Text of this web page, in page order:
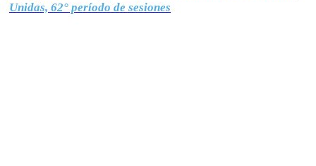
Unidas, 62° período de sesiones